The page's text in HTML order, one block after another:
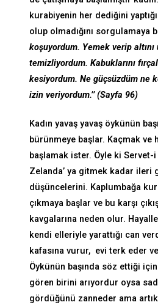
kurabiyenin her dediğini
olup olmadığını sorgulamaya
koşuyordum. Yemek verip altını
temizliyordum. Kabuklarını
kesiyordum. Ne güçsüzdüm ne
izin veriyordum.’’ (Sayfa 96)
Kadın yavaş yavaş öykünün
bürünmeye başlar. Kaçmak ve
başlamak ister. Öyle ki Servet-
Zelanda’ ya gitmek kadar ileri
düşüncelerini. Kaplumbağa
çıkmaya başlar ve bu karşı
kavgalarına neden olur.
kendi elleriyle yarattığı can
kafasına vurur, evi terk eder
Öykünün başında söz ettiği
gören birini arıyordur oysa
gördüğünü zanneder ama artık